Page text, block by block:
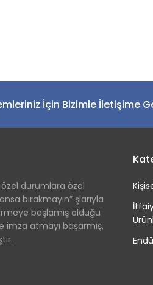
İçin Bizimle İletişime
durumlara özel
bırakmayın” şiarıyla
başlamış olduğu
imza atmayı başarmış,